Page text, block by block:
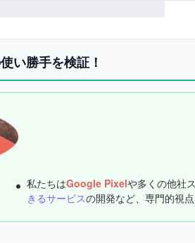
い勝手を検証！
私たちはGoogle Pixelや多くの他社
きるサービスの開発など、専門的視